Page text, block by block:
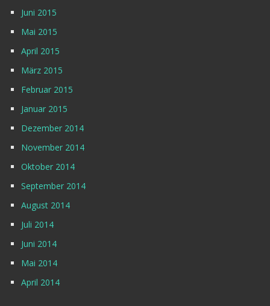
Juni 2015
Mai 2015
April 2015
März 2015
Februar 2015
Januar 2015
Dezember 2014
November 2014
Oktober 2014
September 2014
August 2014
Juli 2014
Juni 2014
Mai 2014
April 2014